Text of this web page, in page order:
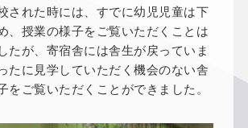
された時には、すでに幼児児童は下
、授業の様子をご覧いただくことは
たが、寄宿舎には舎生が戻っていま
たに見学していただく機会のない舎
をご覧いただくことができました。